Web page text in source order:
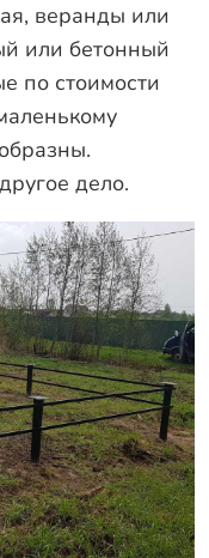
веранды или
или бетонный
по стоимости
дело.